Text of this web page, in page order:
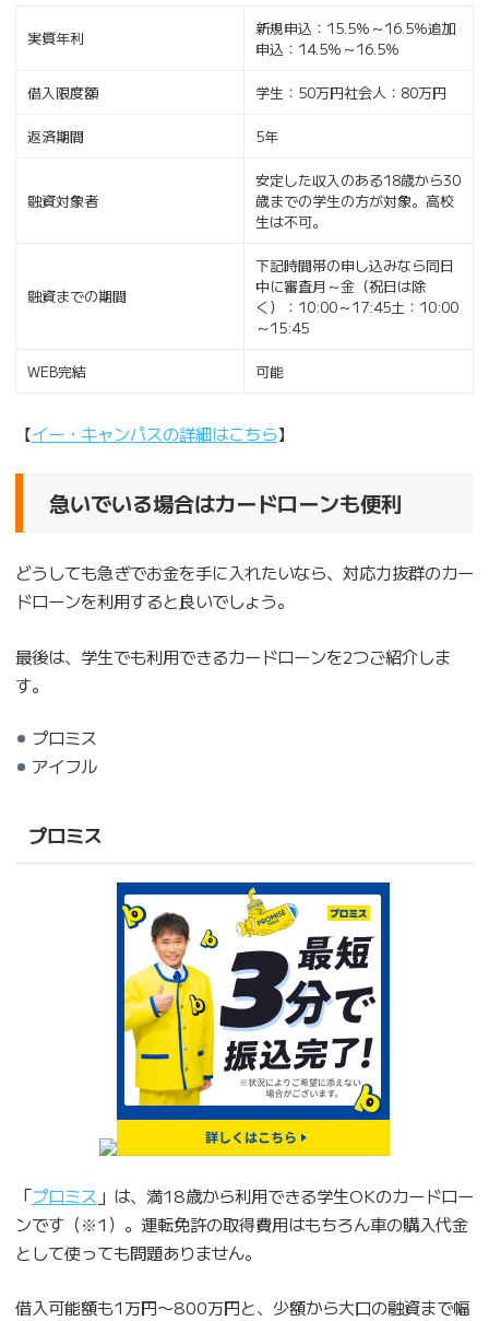
実質年利
新規申込：15.5％～16.5％追加
申込：14.5％～16.5％
借入限度額 学生：50万円社会人：80万円
返済期間 5年
融資対象者
安定した収入のある18歳から30
歳までの学生の方が対象。高校
生は不可。
融資までの期間
下記時間帯の申し込みなら同日
中に審査月～金（祝日は除
く）：10:00～17:45土：10:00
～15:45
WEB完結 可能
【イー・キャンパスの詳細はこちら】
急いでいる場合はカードローンも便利
どうしても急ぎでお金を手に入れたいなら、対応力抜群のカー
ドローンを利用すると良いでしょう。
最後は、学生でも利用できるカードローンを2つご紹介しま
す。
プロミス
アイフル
プロミス
「プロミス 」は、満18歳から利用できる学生OKのカードロー
ンです（※1）。運転免許の取得費用はもちろん車の購入代金
として使っても問題ありません。
借入可能額も1万円〜800万円と、少額から大口の融資まで幅